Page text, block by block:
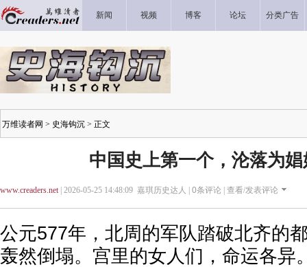
新闻 视频 博客 论坛 分类广告
万维读者网 > 史海钩沉 > 正文
中国史上第一个，沦落为
www.creaders.net| 2026-05-25 14:48:09 嘉琪历史达人 | 0条评论 | 查看/发表评论
公元577年，北周的军队踏破北齐的
轰然倒塌。宫里的女人们，命运各异